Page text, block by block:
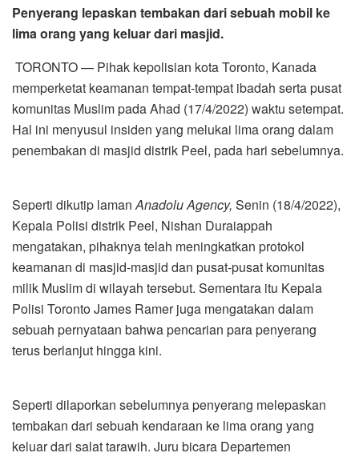
Penyerang lepaskan tembakan dari sebuah mobil ke
lima orang yang keluar dari masjid.
TORONTO — Pihak kepolisian kota Toronto, Kanada
memperketat keamanan tempat-tempat ibadah serta pusat
komunitas Muslim pada Ahad (17/4/2022) waktu setempat.
Hal ini menyusul insiden yang melukai lima orang dalam
penembakan di masjid distrik Peel, pada hari sebelumnya.
Seperti dikutip lamanAnadolu Agency, Senin (18/4/2022),
Kepala Polisi distrik Peel, Nishan Duraiappah
mengatakan, pihaknya telah meningkatkan protokol
keamanan di masjid-masjid dan pusat-pusat komunitas
milik Muslim di wilayah tersebut. Sementara itu Kepala
Polisi Toronto James Ramer juga mengatakan dalam
sebuah pernyataan bahwa pencarian para penyerang
terus berlanjut hingga kini.
Seperti dilaporkan sebelumnya penyerang melepaskan
tembakan dari sebuah kendaraan ke lima orang yang
keluar dari salat tarawih. Juru bicara Departemen